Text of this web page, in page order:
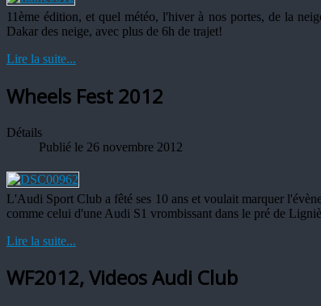
11ème édition, et quel météo, l'hiver à nos portes, de la
Dakar des neige, avec plus de 6h de trajet!
Lire la suite...
Wheels Fest 2012
Détails
Publié le 26 novembre 2012
L'Audi Sport Club a fêté ses 10 ans et voulait marquer
comme celui d'une Audi S1 vrombissant dans le pré de
Lire la suite...
WF2012, Videos Audi Club